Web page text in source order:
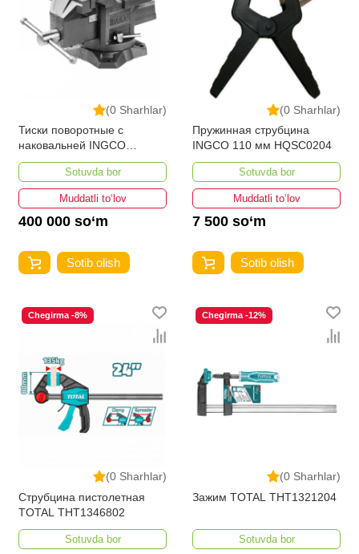
(0 Sharhlar)
Тиски поворотные с
наковальней INGCO
HBV084 100мм
Sotuvda bor
Muddatli to‘lov
400 000 so‘m
Sotib olish
(0 Sharhlar)
Пружинная струбцина
INGCO 110 мм HQSC0204
Sotuvda bor
Muddatli to‘lov
7 500 so‘m
Sotib olish
(0 Sharhlar)
Chegirma -8%
Струбцина пистолетная
TOTAL THT1346802
Sotuvda bor
(0 Sharhlar)
Chegirma -12%
Зажим TOTAL THT1321204
Sotuvda bor